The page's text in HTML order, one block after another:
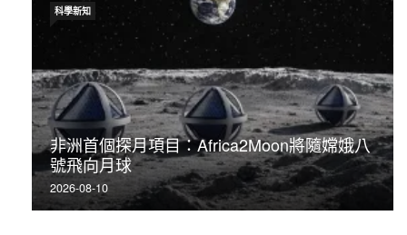
非洲首個探月項目：Africa2Moon將隨嫦娥八
號飛向月球
2026-08-10
科學新知